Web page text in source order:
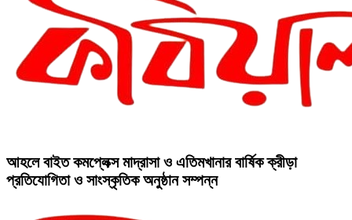
আহলে বাইত কমপ্লেক্স মাদ্রাসা ও এতিমখানার বার্ষিক ক্রীড়া
প্রতিযোগিতা ও সাংস্কৃতিক অনুষ্ঠান সম্পন্ন